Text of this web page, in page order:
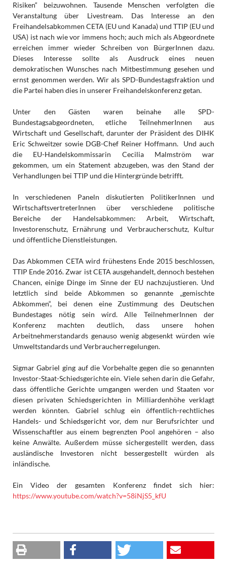
Risiken“ beizuwohnen. Tausende Menschen verfolgten die
Veranstaltung über Livestream. Das Interesse an den
Freihandelsabkommen CETA (EU und Kanada) und TTIP (EU und
USA) ist nach wie vor immens hoch; auch mich als Abgeordnete
erreichen immer wieder Schreiben von BürgerInnen dazu.
Dieses Interesse sollte als Ausdruck eines neuen
demokratischen Wunsches nach Mitbestimmung gesehen und
ernst genommen werden. Wir als SPD-Bundestagsfraktion und
die Partei haben dies in unserer Freihandelskonferenz getan.
Unter den Gästen waren beinahe alle SPD-
Bundestagsabgeordneten, etliche TeilnehmerInnen aus
Wirtschaft und Gesellschaft, darunter der Präsident des DIHK
Eric Schweitzer sowie DGB-Chef Reiner Hoffmann. Und auch
die EU-Handelskommissarin Cecilia Malmström war
gekommen, um ein Statement abzugeben, was den Stand der
Verhandlungen bei TTIP und die Hintergründe betrifft.
In verschiedenen Paneln diskutierten PolitikerInnen und
WirtschaftsvertreterInnen über verschiedene politische
Bereiche der Handelsabkommen: Arbeit, Wirtschaft,
Investorenschutz, Ernährung und Verbraucherschutz, Kultur
und öffentliche Dienstleistungen.
Das Abkommen CETA wird frühestens Ende 2015 beschlossen,
TTIP Ende 2016. Zwar ist CETA ausgehandelt, dennoch bestehen
Chancen, einige Dinge im Sinne der EU nachzujustieren. Und
letztlich sind beide Abkommen so genannte „gemischte
Abkommen“, bei denen eine Zustimmung des Deutschen
Bundestages nötig sein wird. Alle TeilnehmerInnen der
Konferenz machten deutlich, dass unsere hohen
Arbeitnehmerstandards genauso wenig abgesenkt würden wie
Umweltstandards und Verbraucherregelungen.
Sigmar Gabriel ging auf die Vorbehalte gegen die so genannten
Investor-Staat-Schiedsgerichte ein. Viele sehen darin die Gefahr,
dass öffentliche Gerichte umgangen werden und Staaten vor
diesen privaten Schiedsgerichten in Milliardenhöhe verklagt
werden könnten. Gabriel schlug ein öffentlich-rechtliches
Handels- und Schiedsgericht vor, dem nur Berufsrichter und
Wissenschaftler aus einem begrenzten Pool angehören – also
keine Anwälte. Außerdem müsse sichergestellt werden, dass
ausländische Investoren nicht bessergestellt würden als
inländische.
Ein Video der gesamten Konferenz findet sich hier:
https://www.youtube.com/watch?v=58iNjS5_kfU